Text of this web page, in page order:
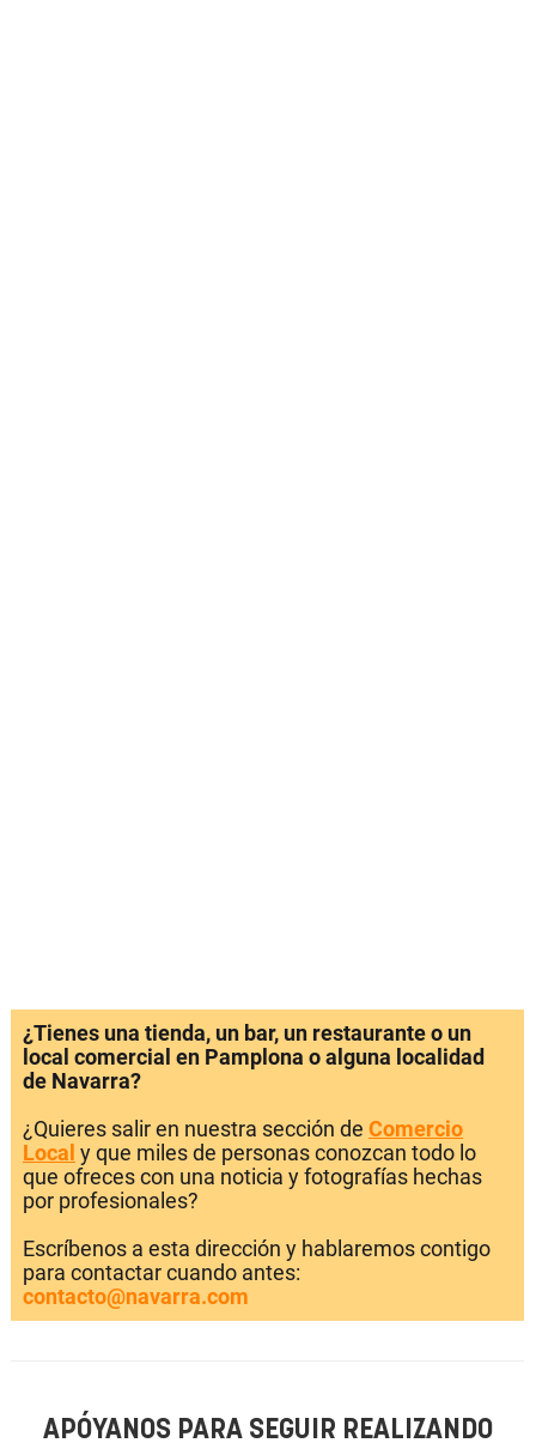
¿Tienes una tienda, un bar, un restaurante o un
local comercial en Pamplona o alguna localidad
de Navarra?
¿Quieres salir en nuestra sección de Comercio
Local y que miles de personas conozcan todo lo
que ofreces con una noticia y fotografías hechas
por profesionales?
Escríbenos a esta dirección y hablaremos contigo
para contactar cuando antes:
contacto@navarra.com
APÓYANOS PARA SEGUIR REALIZANDO